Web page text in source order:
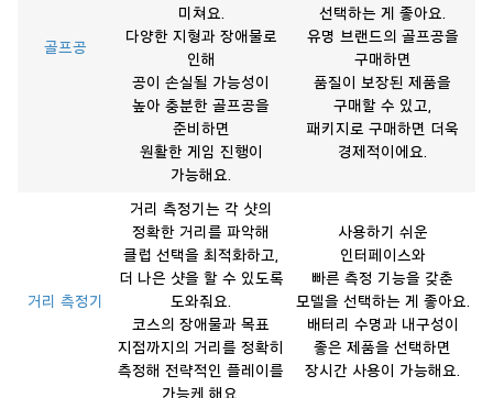
골프공
미쳐요.
다양한 지형과 장애물로
인해
공이 손실될 가능성이
높아 충분한 골프공을
준비하면
원활한 게임 진행이
가능해요.
선택하는 게 좋아요.
유명 브랜드의 골프공을
구매하면
품질이 보장된 제품을
구매할 수 있고,
패키지로 구매하면 더욱
경제적이에요.
거리 측정기
거리 측정기는 각 샷의
정확한 거리를 파악해
클럽 선택을 최적화하고,
더 나은 샷을 할 수 있도록
도와줘요.
코스의 장애물과 목표
지점까지의 거리를 정확히
측정해 전략적인 플레이를
가능케 해요.
사용하기 쉬운
인터페이스와
빠른 측정 기능을 갖춘
모델을 선택하는 게 좋아요.
배터리 수명과 내구성이
좋은 제품을 선택하면
장시간 사용이 가능해요.